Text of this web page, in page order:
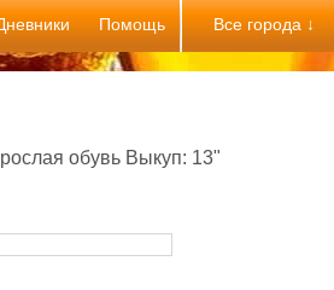
Помощь Все города ↓
обувь Выкуп: 13"